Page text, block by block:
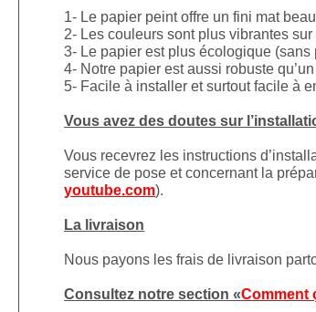
1- Le papier peint offre un fini mat
2- Les couleurs sont plus vibrantes sur
3- Le papier est plus écologique
4- Notre papier est aussi robuste
5- Facile à installer et surtout facile à
Vous avez des doutes sur
Vous recevrez les instructions
service de pose et concernant la
youtube.com).
La livraison
Nous payons les frais de livraison
Consultez notre section «Comment